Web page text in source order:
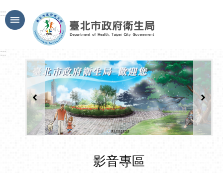
跳到主要內容區塊
:::
:::
影音專區